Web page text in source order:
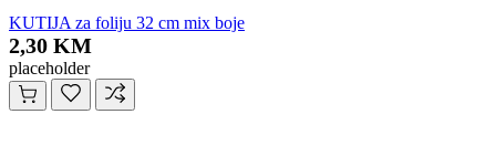
KUTIJA za foliju 32 cm mix boje
2,30 KM
placeholder